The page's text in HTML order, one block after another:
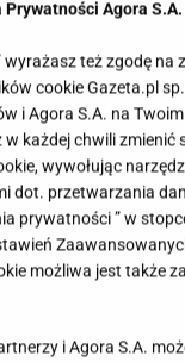
Prywatności Agora S.A.
wyrażasz też zgodę na
cookie Gazeta.pl
i Agora S.A. na
każdej chwili zmienić
wywołując
dot. przetwarzania
prywatności ” w
możliwa jest także
i Agora S.A.